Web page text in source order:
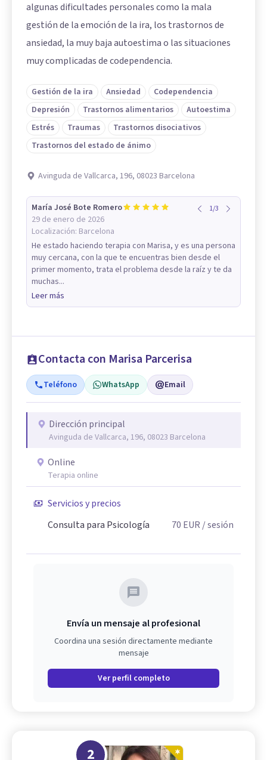
algunas dificultades personales como la mala
gestión de la emoción de la ira, los trastornos de
ansiedad, la muy baja autoestima o las situaciones
muy complicadas de codependencia.
Gestión de la ira Ansiedad
Codependencia
Depresión
Trastornos alimentarios
Autoestima
Estrés
Traumas
Trastornos disociativos
Trastornos del estado de ánimo
Avinguda de Vallcarca, 196, 08023 Barcelona
María José Bote Romero
29 de enero de 2026
Localización: Barcelona
1/3
He estado haciendo terapia con Marisa, y es una persona
muy cercana, con la que te encuentras bien desde el
primer momento, trata el problema desde la raíz y te da
muchas...
Leer más
Contacta con Marisa Parcerisa
Teléfono WhatsApp Email
Dirección principal
Avinguda de Vallcarca, 196, 08023 Barcelona
Online
Terapia online
Servicios y precios
Consulta para Psicología
70 EUR / sesión
Envía un mensaje al profesional
Coordina una sesión directamente mediante
mensaje
Ver perfil completo
2